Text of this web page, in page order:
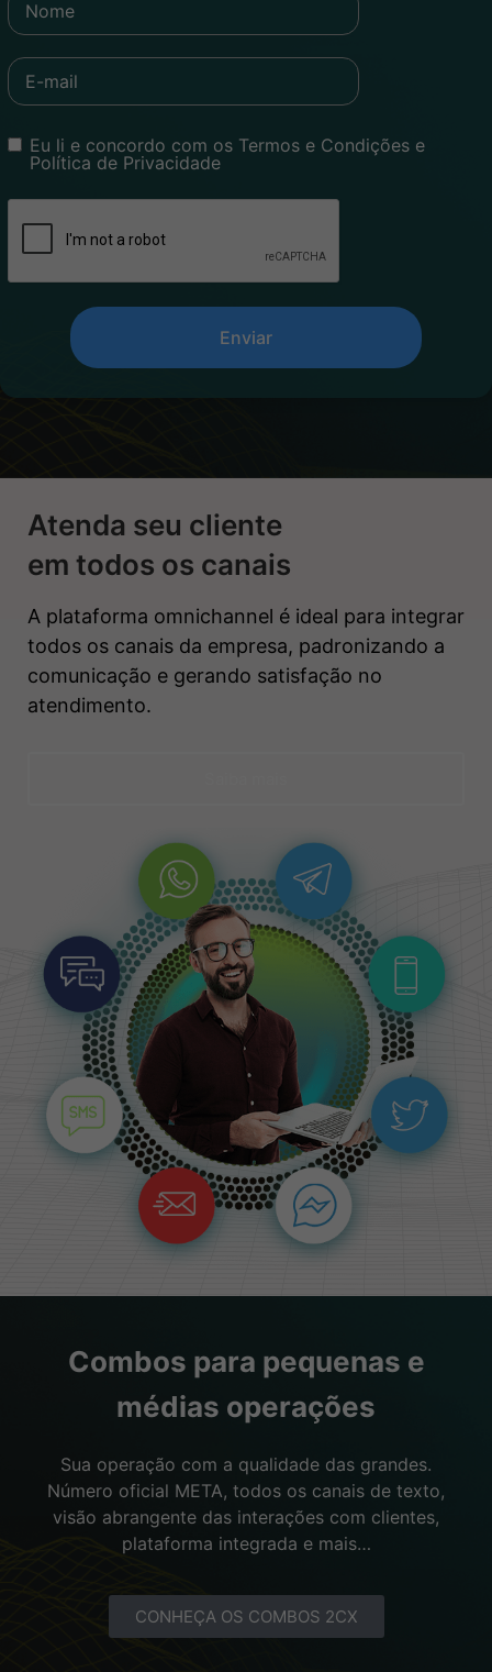
Eu li e concordo com os Termos e Condições e
Política de Privacidade
Enviar
Atenda seu cliente
em todos os canais
A plataforma omnichannel é ideal para integrar
todos os canais da empresa, padronizando a
comunicação e gerando satisfação no
atendimento.
Combos para pequenas e
médias operações
Sua operação com a qualidade das grandes.
Número oficial META, todos os canais de texto,
visão abrangente das interações com clientes,
plataforma integrada e mais…
CONHEÇA OS COMBOS 2CX